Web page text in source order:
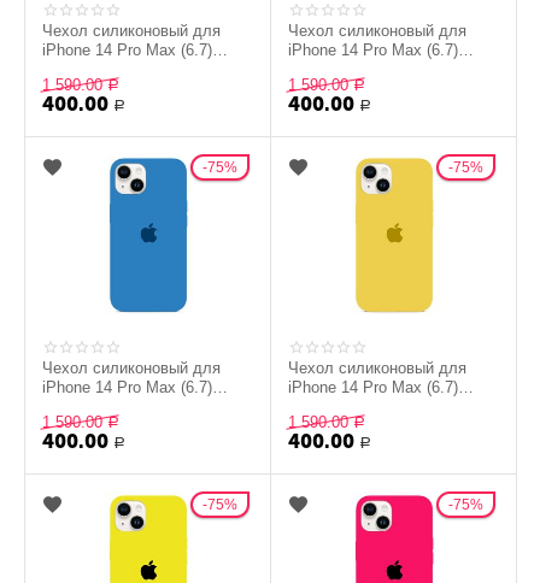
Чехол силиконовый для
iPhone 14 Pro Max (6.7)
1 590.00 Р
400.00 Р
Чехол силиконовый для
iPhone 14 Pro Max (6.7)
(Бордовый)
1 590.00 Р
400.00 Р
75%
Чехол силиконовый для
iPhone 14 Pro Max (6.7)
1 590.00 Р
400.00 Р
75%
Чехол силиконовый для
iPhone 14 Pro Max (6.7)
(Горчичный)
1 590.00 Р
400.00 Р
75% 75%